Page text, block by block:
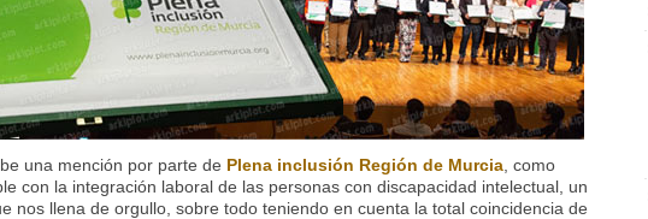
una mención por parte de Plena inclusión Región de Murcia , como
con la integración laboral de las personas con discapacidad intelectual, un
nos llena de orgullo, sobre todo teniendo en cuenta la total coincidencia de